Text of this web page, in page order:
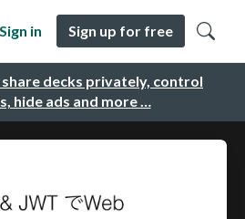
decks privately, control
hide ads and more …
Sign in Sign up for free